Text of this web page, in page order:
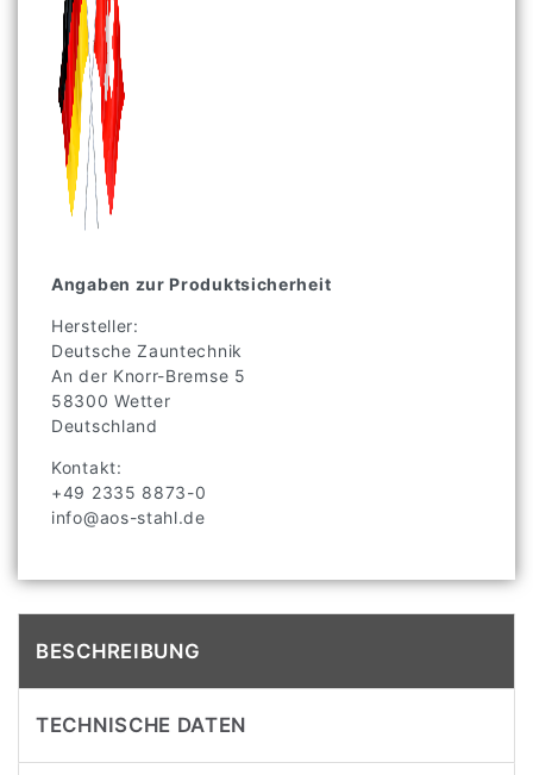
Angaben zur Produktsicherheit
Hersteller:
Deutsche Zauntechnik
An der Knorr-Bremse 5
58300 Wetter
Deutschland
Kontakt:
+49 2335 8873-0
info@aos-stahl.de
BESCHREIBUNG
TECHNISCHE DATEN